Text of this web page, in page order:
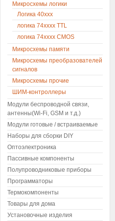
Микросхемы логики
Логика 40ххх
логика 74xxxx TTL
логика 74хххx CMOS
Микросхемы памяти
Микросхемы преобразователей
сигналов
Микросхемы прочие
ШИМ-контроллеры
Модули беспроводной связи,
антенны(Wi-Fi, GSM и т.д.)
Модули готовые / встраиваемые
Наборы для сборки DIY
Оптоэлектроника
Пассивные компоненты
Полупроводниковые приборы
Программаторы
Термокомпоненты
Товары для дома
Установочные изделия